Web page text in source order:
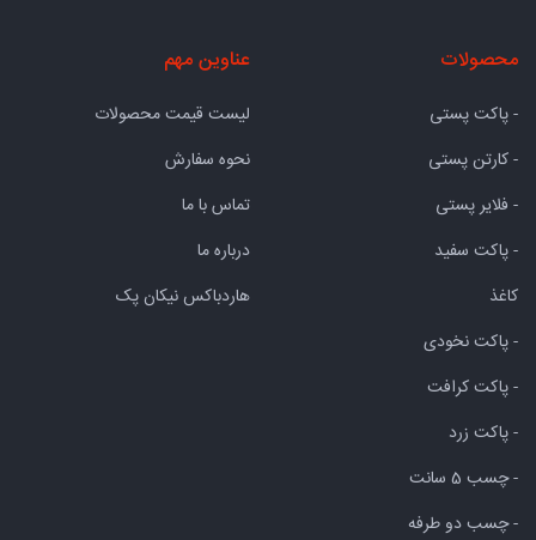
محصولات
- پاکت پستی
- کارتن پستی
- فلایر پستی
- پاکت سفید
کاغذ
- پاکت نخودی
- پاکت کرافت
- پاکت زرد
- چسب 5 سانت
- چسب دو طرفه
عناوین مهم
لیست قیمت محصولات
نحوه سفارش
تماس با ما
درباره ما
هاردباکس نیکان پک